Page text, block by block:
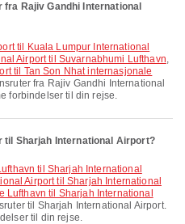
Rajiv Gandhi International
Airport til Suvarnabhumi Lufthavn,
til Tan Son Nhat internasjonale
fra Rajiv Gandhi International
forbindelser til din rejse.
Sharjah International Airport?
Airport til Sharjah International
Lufthavn til Sharjah International
til Sharjah International Airport.
til din rejse.